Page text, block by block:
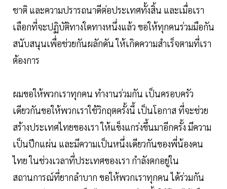
ชาติ และความปรารถนาดีต่อประเทศทั้งสิ้น และเมื่อเรา
เลือกที่จะปฏิบัติทางใดทางหนึ่งแล้ว ขอให้ทุกคนร่วมมือกัน
สนับสนุนเพื่อช่วยกันผลักดัน ให้เกิดความสำเร็จตามที่เรา
ต้องการ
ผมขอให้พวกเราทุกคน ทำงานร่วมกัน เป็นครอบครัว
เดียวกันขอให้พวกเราใช้วิกฤตครั้งนี้ เป็นโอกาส ที่จะช่วย
สร้างประเทศไทยของเรา ให้แข็งแกร่งขึ้นมาอีกครั้ง มีความ
เป็นปึกแผ่น และมีความเป็นหนึ่งเดียวกันของพี่น้องคน
ไทย ในช่วงเวลาที่ประเทศของเรา กำลังตกอยู่ใน
สถานการณ์ที่ยากลำบาก ขอให้พวกเราทุกคน ได้ร่วมกัน